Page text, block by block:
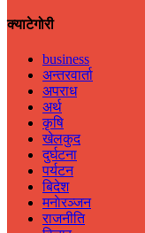
क्याटेगोरी
business
अन्तरवार्ता
अपराध
अर्थ
कृषि
खेलकुद
दुर्घटना
पर्यटन
बिदेश
मनाेरञ्जन
राजनीति